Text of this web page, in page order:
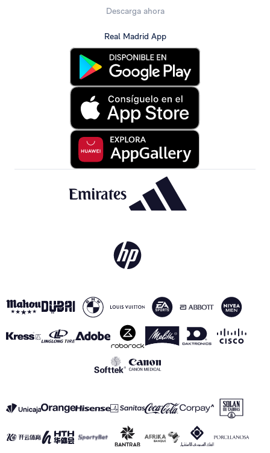
Descarga ahora
Real Madrid App